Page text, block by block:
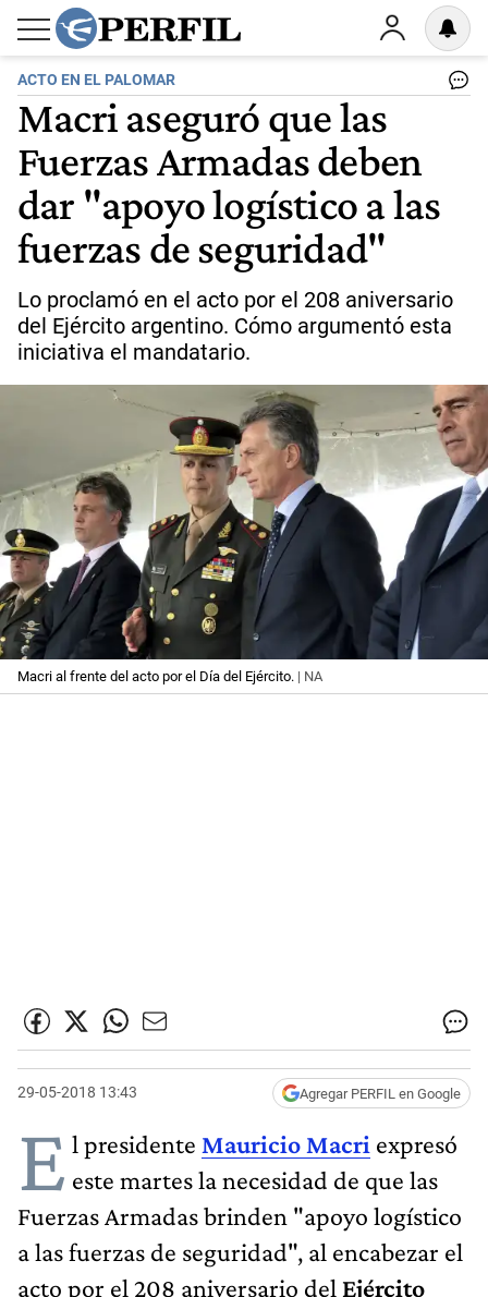
ACTO EN EL PALOMAR
Macri aseguró que las
Fuerzas Armadas deben
dar "apoyo logístico a las
fuerzas de seguridad"
Lo proclamó en el acto por el 208 aniversario
del Ejército argentino. Cómo argumentó esta
iniciativa el mandatario.
Macri al frente del acto por el Día del Ejército. | NA
29-05-2018 13:43 Agregar PERFIL en Google
E l presidente Mauricio Macri expresó
este martes la necesidad de que las
Fuerzas Armadas brinden "apoyo logístico
a las fuerzas de seguridad", al encabezar el
acto por el 208 aniversario del Ejército